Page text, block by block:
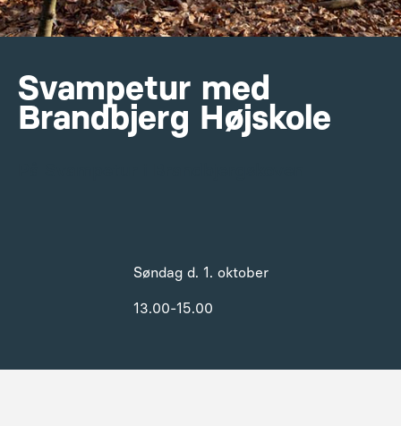
Svampetur med
Brandbjerg Højskole
Søndag d. 1. oktober
13.00-15.00